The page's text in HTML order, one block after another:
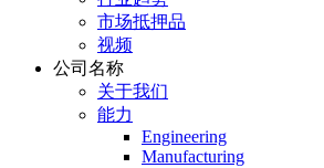
市场抵押品
视频
公司名称
关于我们
能力
Engineering
Manufacturing